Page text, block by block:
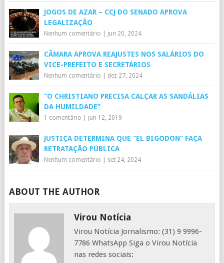
JOGOS DE AZAR – CCJ DO SENADO APROVA
LEGALIZAÇÃO
Nenhum comentário jun 20, 2024
CÂMARA APROVA REAJUSTES NOS SALÁRIOS DO
VICE-PREFEITO E SECRETÁRIOS
Nenhum comentário dez 27, 2024
“O CHRISTIANO PRECISA CALÇAR AS SANDÁLIAS
DA HUMILDADE”
1 comentário jun 12, 2019
JUSTIÇA DETERMINA QUE “EL BIGODON” FAÇA
RETRATAÇÃO PÚBLICA
Nenhum comentário set 24, 2024
ABOUT THE AUTHOR
Virou Notícia
Virou Notícia Jornalismo: (31) 9 9996-
7786 WhatsApp Siga o Virou Notícia
nas redes sociais: